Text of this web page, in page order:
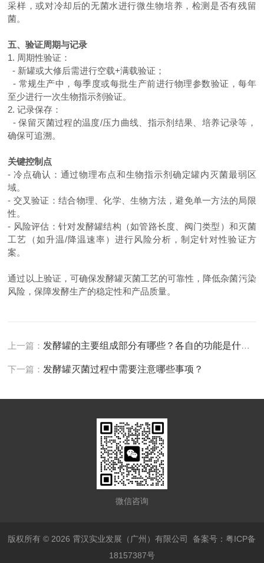
采样，或对冷却后的无菌水进行微生物培养，检测是否有残留
菌。
五、验证周期与记录
1. 周期性验证：
- 新罐或大修后需进行空载+满载验证；
- 常规生产中，每季度或每批生产前进行物理参数验证，每年
至少进行一次生物指示剂验证。
2.记录保存：
-保留灭菌过程的温度/压力曲线、指示剂结果、培养记录等，
确保可追溯。
关键控制点
-冷点确认：通过物理布点和生物指示剂确定罐内灭菌最弱区
域。
- 交叉验证：结合物理、化学、生物方法，避免单一方法的局限
性。
- 风险评估：针对发酵罐结构（如管路长度、阀门类型）和灭菌
工艺（如升温/降温速率）进行风险分析，制定针对性验证方
案。
通过以上验证，可确保发酵罐灭菌工艺的可靠性，降低杂菌污染
风险，保障发酵生产的稳定性和产品质量。
上一篇： 发酵罐的主要组成部分有哪些？各自的功能是什么？
下一篇： 发酵罐灭菌过程中需要注意哪些事项？
微信咨询
版权所有 © 2026 霄汉实业发展（广州）有限公司备案号：粤ICP备
18157387号